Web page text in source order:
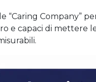
“Caring Company”
e capaci di mettere